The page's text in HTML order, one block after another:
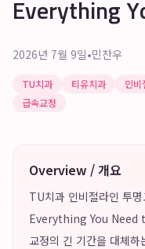
Everything
2026년 7월 9일•민찬우
TU치과 티유치과 인비
급속교정
Overview / 개요
TU치과 인비절라인 투
Everything You Need
교정의 긴 기간을 대체